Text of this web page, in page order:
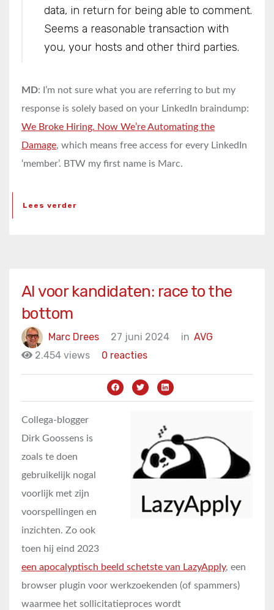
data, in return for being able to comment.
Seems a reasonable transaction with
you, your hosts and other third parties.
MD: I’m not sure what you are referring to but my
response is solely based on your LinkedIn braindump:
We Broke Hiring. Now We’re Automating the
Damage, which means free access for every LinkedIn
‘member’. BTW my first name is Marc.
Lees verder
AI voor kandidaten: race to the
bottom
Marc Drees 27 juni 2024 in AVG
2.454 views
0 reacties
Collega-blogger
Dirk Goossens is
zoals te doen
gebruikelijk nogal
voorlijk met zijn
voorspellingen en
inzichten. Zo ook
toen hij eind 2023
een apocalyptisch beeld schetste van LazyApply, een
browser plugin voor werkzoekenden (of spammers)
waarmee het sollicitatieproces wordt